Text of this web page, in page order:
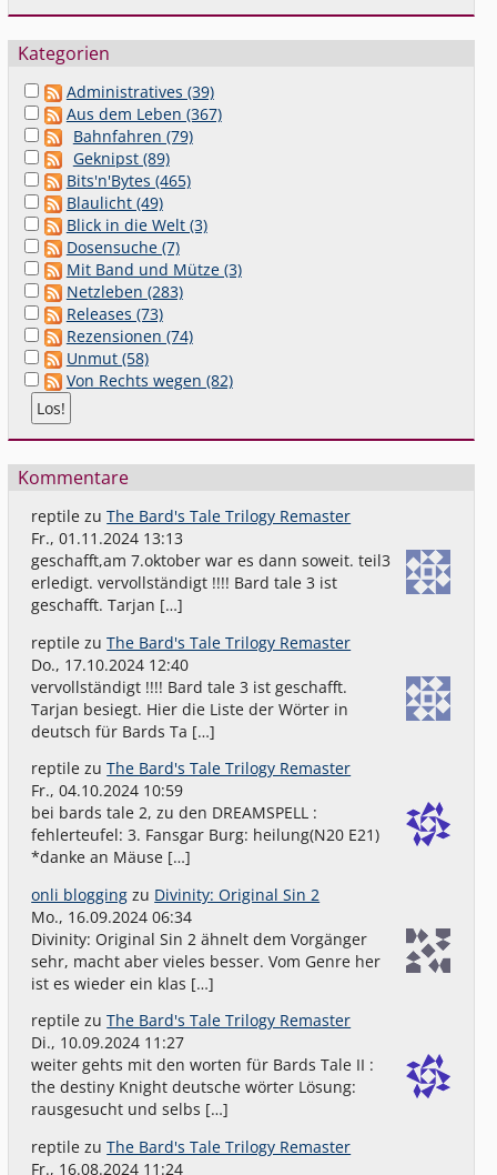
Kategorien
Administratives (39)
Aus dem Leben (367)
Bahnfahren (79)
Geknipst (89)
Bits'n'Bytes (465)
Blaulicht (49)
Blick in die Welt (3)
Dosensuche (7)
Mit Band und Mütze (3)
Netzleben (283)
Releases (73)
Rezensionen (74)
Unmut (58)
Von Rechts wegen (82)
Kommentare
reptile zuThe Bard's Tale Trilogy Remaster
Fr., 01.11.2024 13:13
geschafft,am 7.oktober war es dann soweit. teil3
erledigt. vervollständigt !!!! Bard tale 3 ist
geschafft. Tarjan […]
reptile zuThe Bard's Tale Trilogy Remaster
Do., 17.10.2024 12:40
vervollständigt !!!! Bard tale 3 ist geschafft.
Tarjan besiegt. Hier die Liste der Wörter in
deutsch für Bards Ta […]
reptile zuThe Bard's Tale Trilogy Remaster
Fr., 04.10.2024 10:59
bei bards tale 2, zu den DREAMSPELL :
fehlerteufel: 3. Fansgar Burg: heilung(N20 E21)
*danke an Mäuse […]
onli blogging zu Divinity: Original Sin 2
Mo., 16.09.2024 06:34
Divinity: Original Sin 2 ähnelt dem Vorgänger
sehr, macht aber vieles besser. Vom Genre her
ist es wieder ein klas […]
reptile zuThe Bard's Tale Trilogy Remaster
Di., 10.09.2024 11:27
weiter gehts mit den worten für Bards Tale II :
the destiny Knight deutsche wörter Lösung:
rausgesucht und selbs […]
reptile zuThe Bard's Tale Trilogy Remaster
Fr., 16.08.2024 11:24